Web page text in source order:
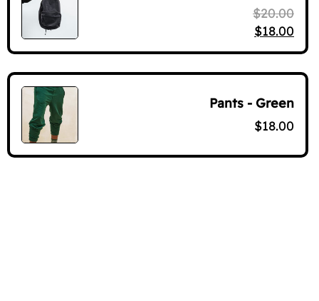
$20.00
السعر الأصلي هو: $20.00.
$18.00
السعر الحالي هو: $18.00.
Pants - Green
$18.00